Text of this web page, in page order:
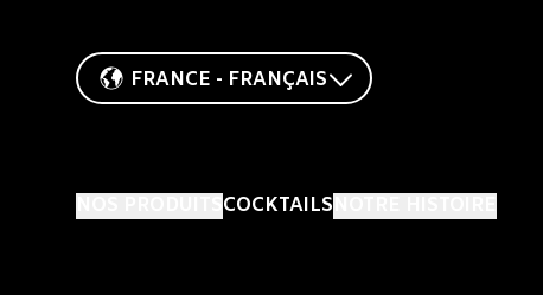
FRANCE - FRANÇAIS
COCKTAILS